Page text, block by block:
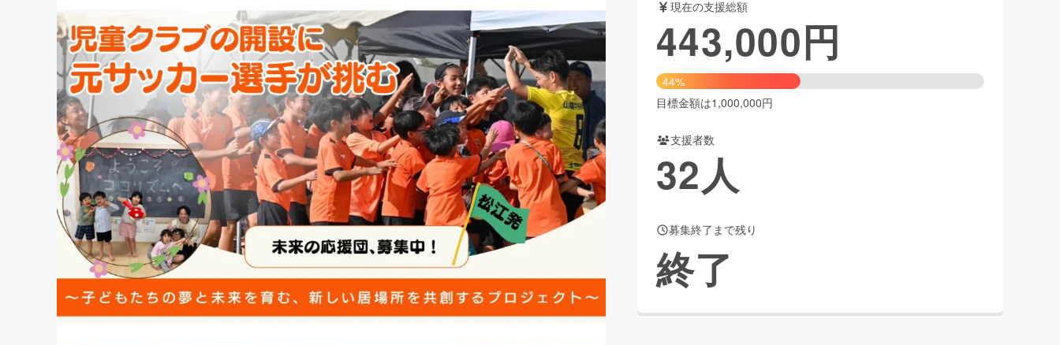
音楽 舞台・パフォーマンス
テクノロジー・ガジェット ゲーム・サービス開発 フード・飲食店 ファッション
映像・映画 書籍・雑誌出版 アニメ・漫画
ビジネス・起業 チャレンジ ビューティー・ヘルスケア
まちづくり・地域活性化
CAMPFIRE for Social GoodCAMPFIRE Creation
CAMPFIREふるさと納税
現在の支援総額
443,000円
44%
目標金額は1,000,000円
支援者数
32人
募集終了まで残り
終了